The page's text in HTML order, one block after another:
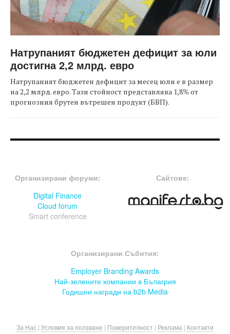
Натрупаният бюджетен дефицит за юли
достигна 2,2 млрд. евро
Натрупаният бюджетен дефицит за месец юли е в размер
на 2,2 млрд. евро. Тази стойност представлява 1,8% от
прогнозния брутен вътрешен продукт (БВП).
Организирани форуми:
Digital Finance
Cloud forum
Smart conference
Сайтове:
Организирани Събития:
Employer Branding Awards
Най-зелените компании в Бълагрия
Годишни награди на b2b Media
За Нас | Условия за ползване | Поверителност | Реклама | Контакти